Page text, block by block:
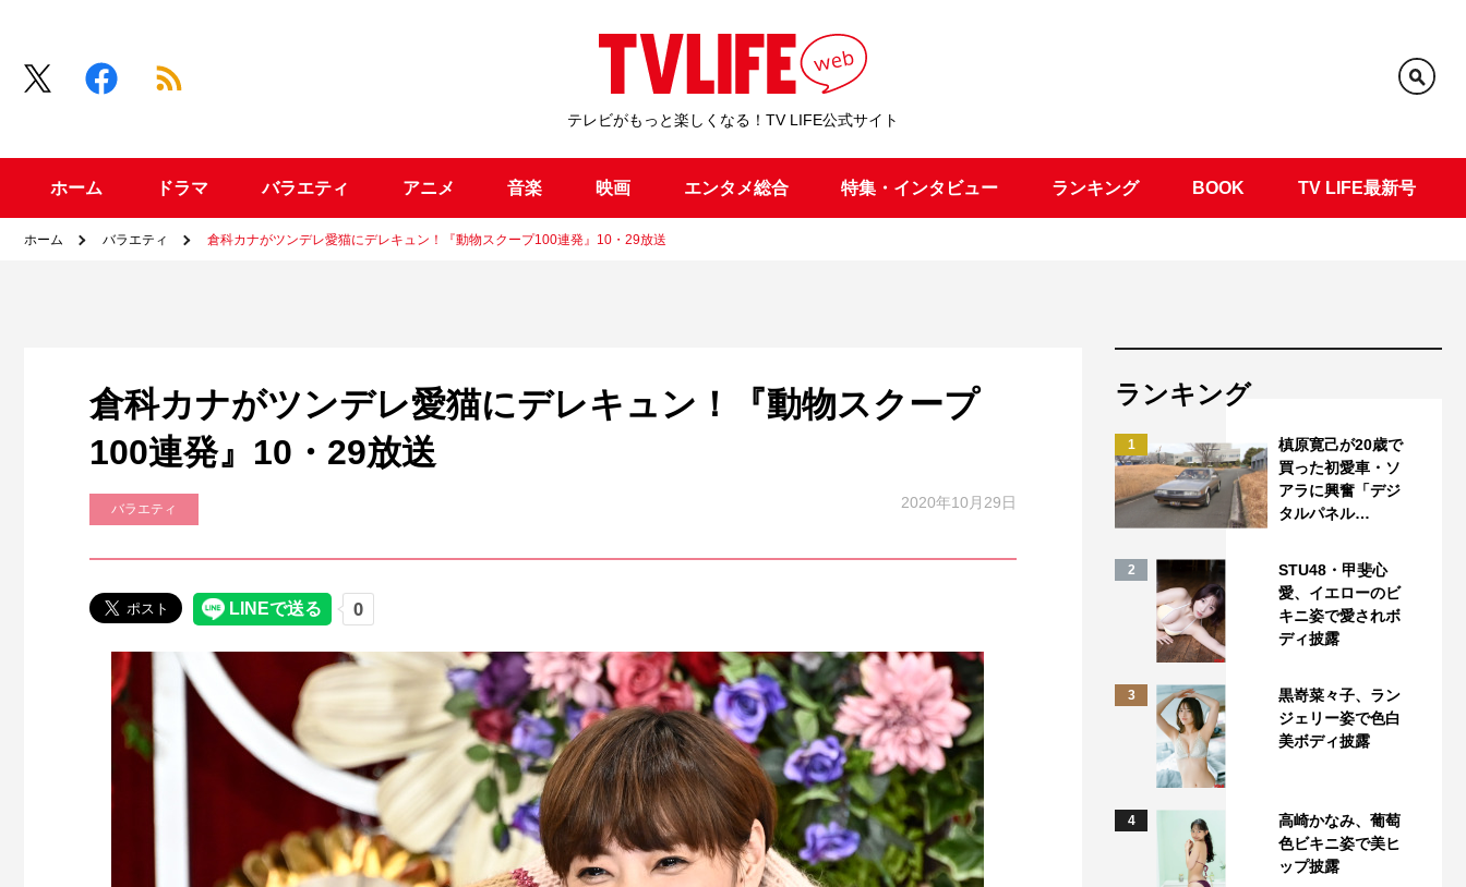
テレビがもっと楽しくなる！TV LIFE公式サイト
ホーム ドラマ バラエティ アニメ 音楽 映画 エンタメ総合 特集・インタビュー ランキング BOOK TV LIFE最新号
ホーム バラエティ 倉科カナがツンデレ愛猫にデレキュン！『動物スクープ100連発』10・29放送
倉科カナがツンデレ愛猫にデレキュン！『動物スクープ
100連発』10・29放送
バラエティ 2020年10月29日
ランキング
1
槙原寛己が20歳で
買った初愛車・ソ
アラに興奮「デジ
タルパネル…
2
STU48・甲斐心
愛、イエローのビ
キニ姿で愛されボ
ディ披露
3
黒嵜菜々子、ラン
ジェリー姿で色白
美ボディ披露
4
高崎かなみ、葡萄
色ビキニ姿で美ヒ
ップ披露